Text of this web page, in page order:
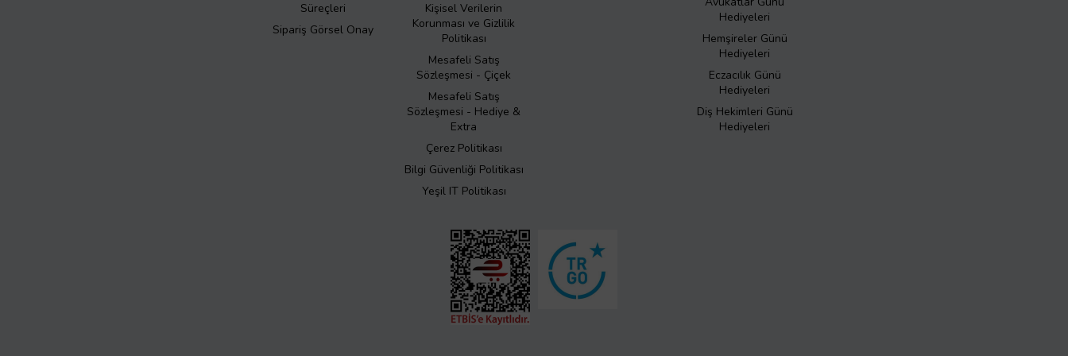
Süreçleri
Sipariş Görsel Onay
Kişisel Verilerin
Korunması ve Gizlilik
Politikası
Mesafeli Satış
Sözleşmesi - Çiçek
Mesafeli Satış
Sözleşmesi - Hediye &
Extra
Çerez Politikası
Bilgi Güvenliği Politikası
Yeşil IT Politikası
Hediyeleri
Hemşireler Günü
Hediyeleri
Eczacılık Günü
Hediyeleri
Diş Hekimleri Günü
Hediyeleri